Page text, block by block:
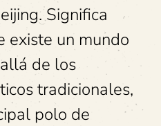
Significa
existe un mundo
de los
tradicionales,
polo de